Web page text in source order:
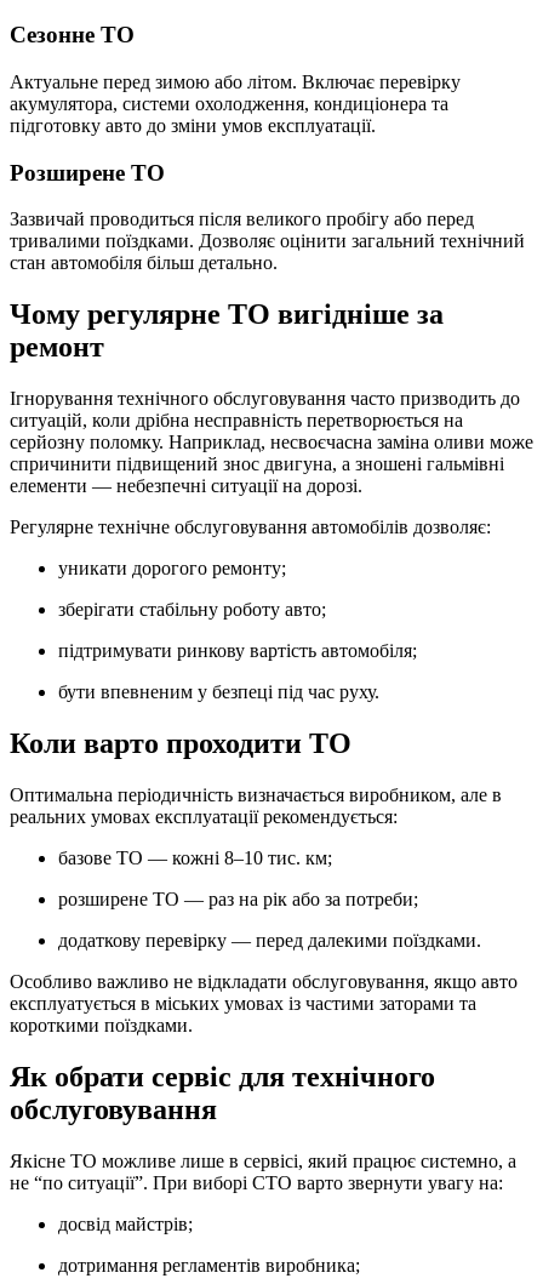
Сезонне ТО
Актуальне перед зимою або літом. Включає перевірку
акумулятора, системи охолодження, кондиціонера та
підготовку авто до зміни умов експлуатації.
Розширене ТО
Зазвичай проводиться після великого пробігу або перед
тривалими поїздками. Дозволяє оцінити загальний технічний
стан автомобіля більш детально.
Чому регулярне ТО вигідніше за
ремонт
Ігнорування технічного обслуговування часто призводить до
ситуацій, коли дрібна несправність перетворюється на
серйозну поломку. Наприклад, несвоєчасна заміна оливи може
спричинити підвищений знос двигуна, а зношені гальмівні
елементи — небезпечні ситуації на дорозі.
Регулярне технічне обслуговування автомобілів дозволяє:
уникати дорогого ремонту;
зберігати стабільну роботу авто;
підтримувати ринкову вартість автомобіля;
бути впевненим у безпеці під час руху.
Коли варто проходити ТО
Оптимальна періодичність визначається виробником, але в
реальних умовах експлуатації рекомендується:
базове ТО — кожні 8–10 тис. км;
розширене ТО — раз на рік або за потреби;
додаткову перевірку — перед далекими поїздками.
Особливо важливо не відкладати обслуговування, якщо авто
експлуатується в міських умовах із частими заторами та
короткими поїздками.
Як обрати сервіс для технічного
обслуговування
Якісне ТО можливе лише в сервісі, який працює системно, а
не “по ситуації”. При виборі СТО варто звернути увагу на:
досвід майстрів;
дотримання регламентів виробника;